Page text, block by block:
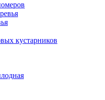
кустарников